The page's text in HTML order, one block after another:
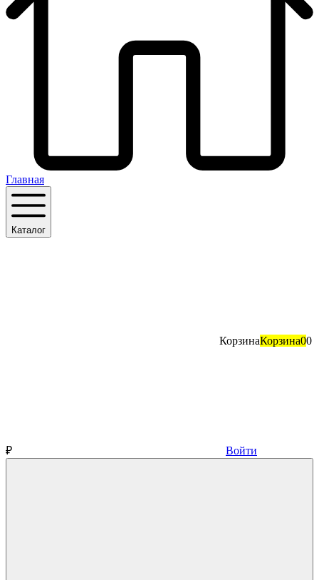
Главная
Каталог
КорзинаКорзина00
₽ Войти